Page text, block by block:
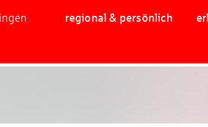
regional & persönlich